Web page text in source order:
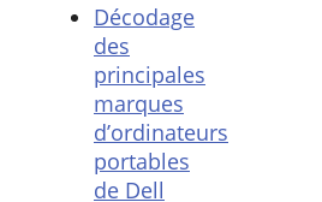
Décodage
des
principales
marques
d’ordinateurs
portables
de Dell